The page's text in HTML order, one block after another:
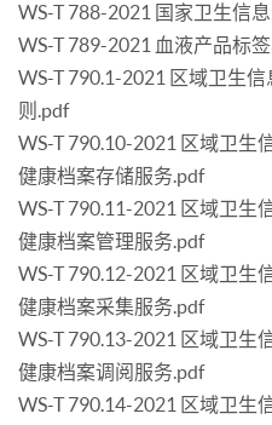
WS-T 788-2021 国家卫生信
WS-T 789-2021 血液产品标
WS-T 790.1-2021 区域卫生
则.pdf
WS-T 790.10-2021 区域卫生
健康档案存储服务.pdf
WS-T 790.11-2021 区域卫生
健康档案管理服务.pdf
WS-T 790.12-2021 区域卫生
健康档案采集服务.pdf
WS-T 790.13-2021 区域卫生
健康档案调阅服务.pdf
WS-T 790.14-2021 区域卫生